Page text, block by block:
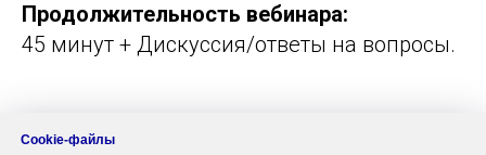
Продолжительность вебинара:
45 минут + Дискуссия/ответы на вопросы.
Программа:
Cookie-файлы